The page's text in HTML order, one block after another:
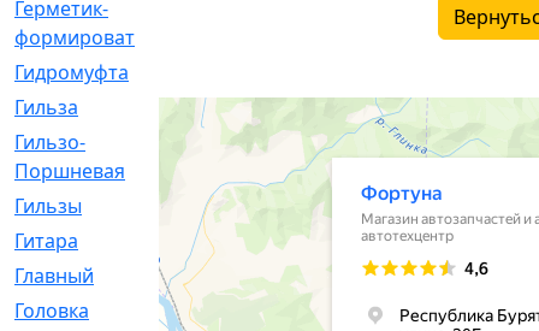
Герметик-
формирователь
Гидромуфта
Гильза
[56]
Гильзо-
Поршневая
[13]
Гильзы
[259]
Гитара
[7]
Главный
[29]
Головка
[28]